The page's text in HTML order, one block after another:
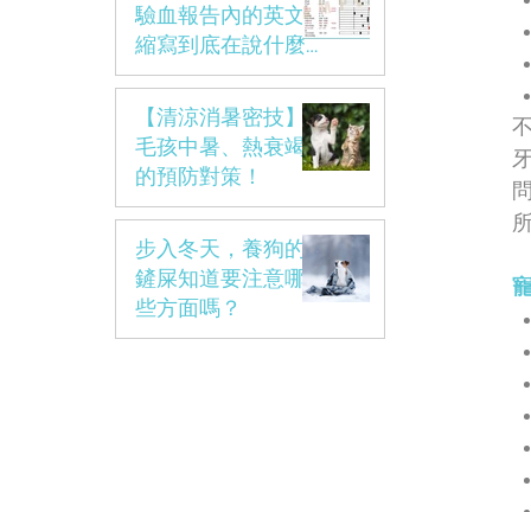
驗血報告內的英文
縮寫到底在說什麼
呢?
【清涼消暑密技】
毛孩中暑、熱衰竭
的預防對策！
步入冬天，養狗的
鏟屎知道要注意哪
些方面嗎？